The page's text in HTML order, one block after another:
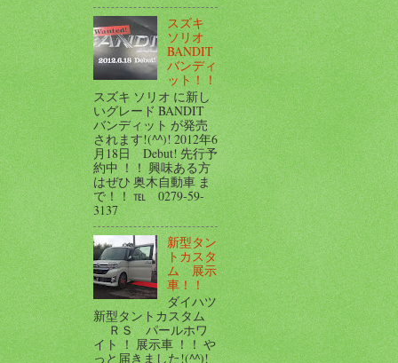
スズキ
ソリオ
BANDIT
バンディ
ット！！
スズキ ソリオ に新し
いグレード BANDIT
バンディット が発売
されます!(^^)! 2012年6
月18日 Debut! 先行予
約中 ！！ 興味ある方
はぜひ 奥木自動車 ま
で！！ ℡ 0279-59-
3137
新型タン
トカスタ
ム 展示
車！！
ダイハツ
新型タントカスタム
ＲＳ パールホワ
イト ！ 展示車 ！！ や
っと届きました!(^^)!